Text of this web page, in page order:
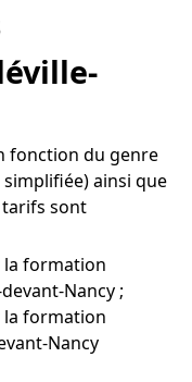
fonction du genre
ainsi que
sont
la formation
Nancy ;
la formation
Nancy